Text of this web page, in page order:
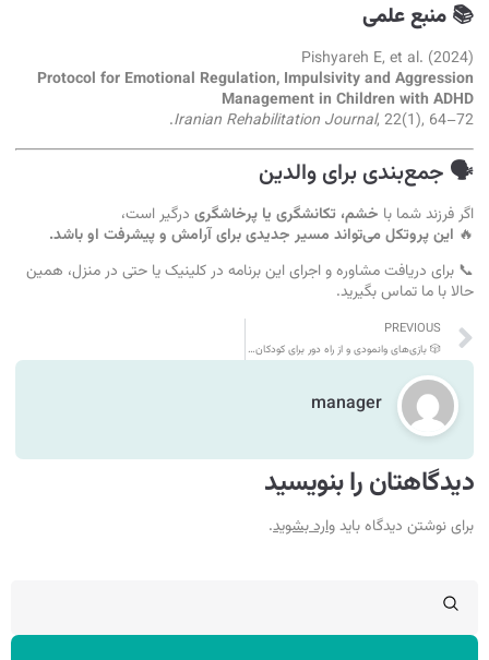
📚 منبع علمی
Pishyareh E, et al. (2024)
Protocol for Emotional Regulation, Impulsivity and Aggression
Management in Children with ADHD
Iranian Rehabilitation Journal, 22(1), 64–72.
🗣 جمع‌بندی برای والدین
اگر فرزند شما با خشم، تکانشگری یا پرخاشگری درگیر است،
🔥 این پروتکل می‌تواند مسیر جدیدی برای آرامش و پیشرفت او باشد.
📞 برای دریافت مشاوره و اجرای این برنامه در کلینیک یا حتی در منزل، همین
حالا با ما تماس بگیرید.
PREVIOUS
🎲 بازی‌های وانمودی و از راه دور برای کودکان بیش‌فعال
manager
دیدگاهتان را بنویسید
برای نوشتن دیدگاه بایدوارد بشوید.